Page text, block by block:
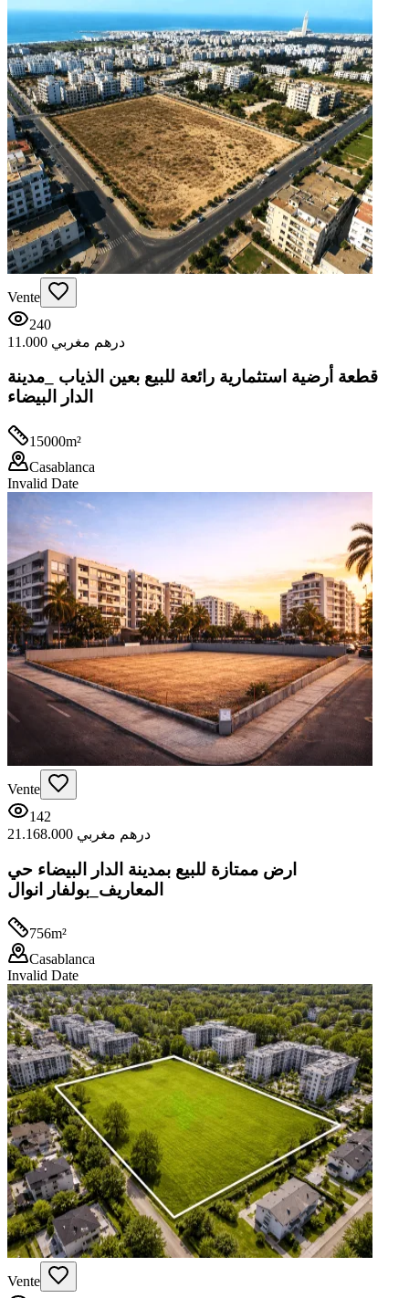
Vente
240
11.000 درهم مغربي
قطعة أرضية استثمارية رائعة للبيع بعين الذياب _مدينة
الدار البيضاء
15000m²
Casablanca
Invalid Date
Vente
142
21.168.000 درهم مغربي
ارض ممتازة للبيع بمدينة الدار البيضاء حي
المعاريف_بولفار انوال
756m²
Casablanca
Invalid Date
Vente